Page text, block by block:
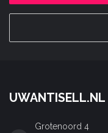
UWANTISELL.NL
Grotenoord 4